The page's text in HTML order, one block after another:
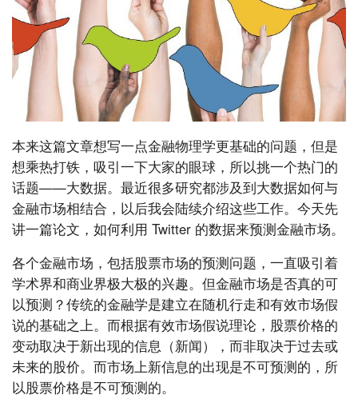
本来这篇文章想写一点金融物理学更基础的问题，但是
想乘热打铁，吸引一下大家的眼球，所以挑一个热门的
话题——大数据。最近很多研究都涉及到大数据如何与
金融市场相结合，以后我会陆续介绍这些工作。今天先
讲一篇论文，如何利用 Twitter 的数据来预测金融市场。
各个金融市场，包括股票市场的预测问题，一直吸引着
学术界和商业界极大极的兴趣。但金融市场是否真的可
以预测？传统的金融学是建立在随机行走和有效市场假
说的基础之上。而根据有效市场假说理论，股票价格的
变动取决于新出现的信息（新闻），而非取决于过去或
未来的股价。而市场上新信息的出现是不可预测的，所
以股票价格是不可预测的。